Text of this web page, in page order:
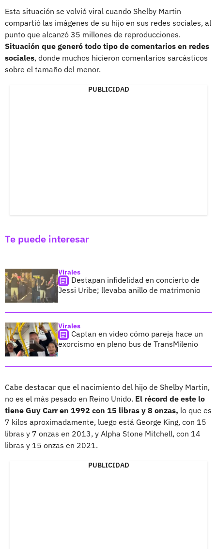
Esta situación se volvió viral cuando Shelby Martin
compartió las imágenes de su hijo en sus redes sociales, al
punto que alcanzó 35 millones de reproducciones.
Situación que generó todo tipo de comentarios en redes
sociales, donde muchos hicieron comentarios sarcásticos
sobre el tamaño del menor.
PUBLICIDAD
Te puede interesar
Virales
Destapan infidelidad en concierto de
Jessi Uribe; llevaba anillo de matrimonio
Virales
Captan en video cómo pareja hace un
exorcismo en pleno bus de TransMilenio
Cabe destacar que el nacimiento del hijo de Shelby Martin,
no es el más pesado en Reino Unido. El récord de este lo
tiene Guy Carr en 1992 con 15 libras y 8 onzas, lo que es
7 kilos aproximadamente, luego está George King, con 15
libras y 7 onzas en 2013, y Alpha Stone Mitchell, con 14
libras y 15 onzas en 2021.
PUBLICIDAD